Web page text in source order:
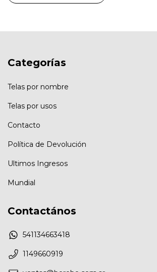
Categorías
Telas por nombre
Telas por usos
Contacto
Política de Devolución
Ultimos Ingresos
Mundial
Contactános
541134663418
1149660919